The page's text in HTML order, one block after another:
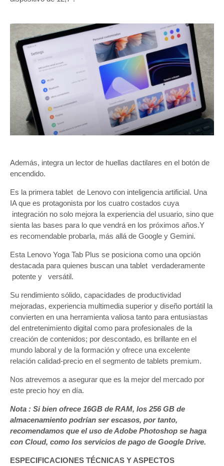
Además, integra un lector de huellas dactilares en el botón de
encendido.
Es la primera tablet de Lenovo con inteligencia artificial. Una
IA que es protagonista por los cuatro costados cuya
integración no solo mejora la experiencia del usuario, sino que
sienta las bases para lo que vendrá en los próximos años.Y
es recomendable probarla, más allá de Google y Gemini.
Esta Lenovo Yoga Tab Plus se posiciona como una opción
destacada para quienes buscan una tablet verdaderamente
potente y versátil.
Su rendimiento sólido, capacidades de productividad
mejoradas, experiencia multimedia superior y diseño portátil la
convierten en una herramienta valiosa tanto para entusiastas
del entretenimiento digital como para profesionales de la
creación de contenidos; por descontado, es brillante en el
mundo laboral y de la formación y ofrece una excelente
relación calidad-precio en el segmento de tablets premium.
Nos atrevemos a asegurar que es la mejor del mercado por
este precio hoy en día.
Nota : Si bien ofrece 16GB de RAM, los 256 GB de
almacenamiento podrían ser escasos, por tanto,
recomendamos que el uso de Adobe Photoshop se haga
con Cloud, como los servicios de pago de Google Drive.
ESPECIFICACIONES TÉCNICAS Y ASPECTOS